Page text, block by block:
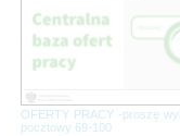
OFERTY PRACY -proszę
pocztowy 69-100